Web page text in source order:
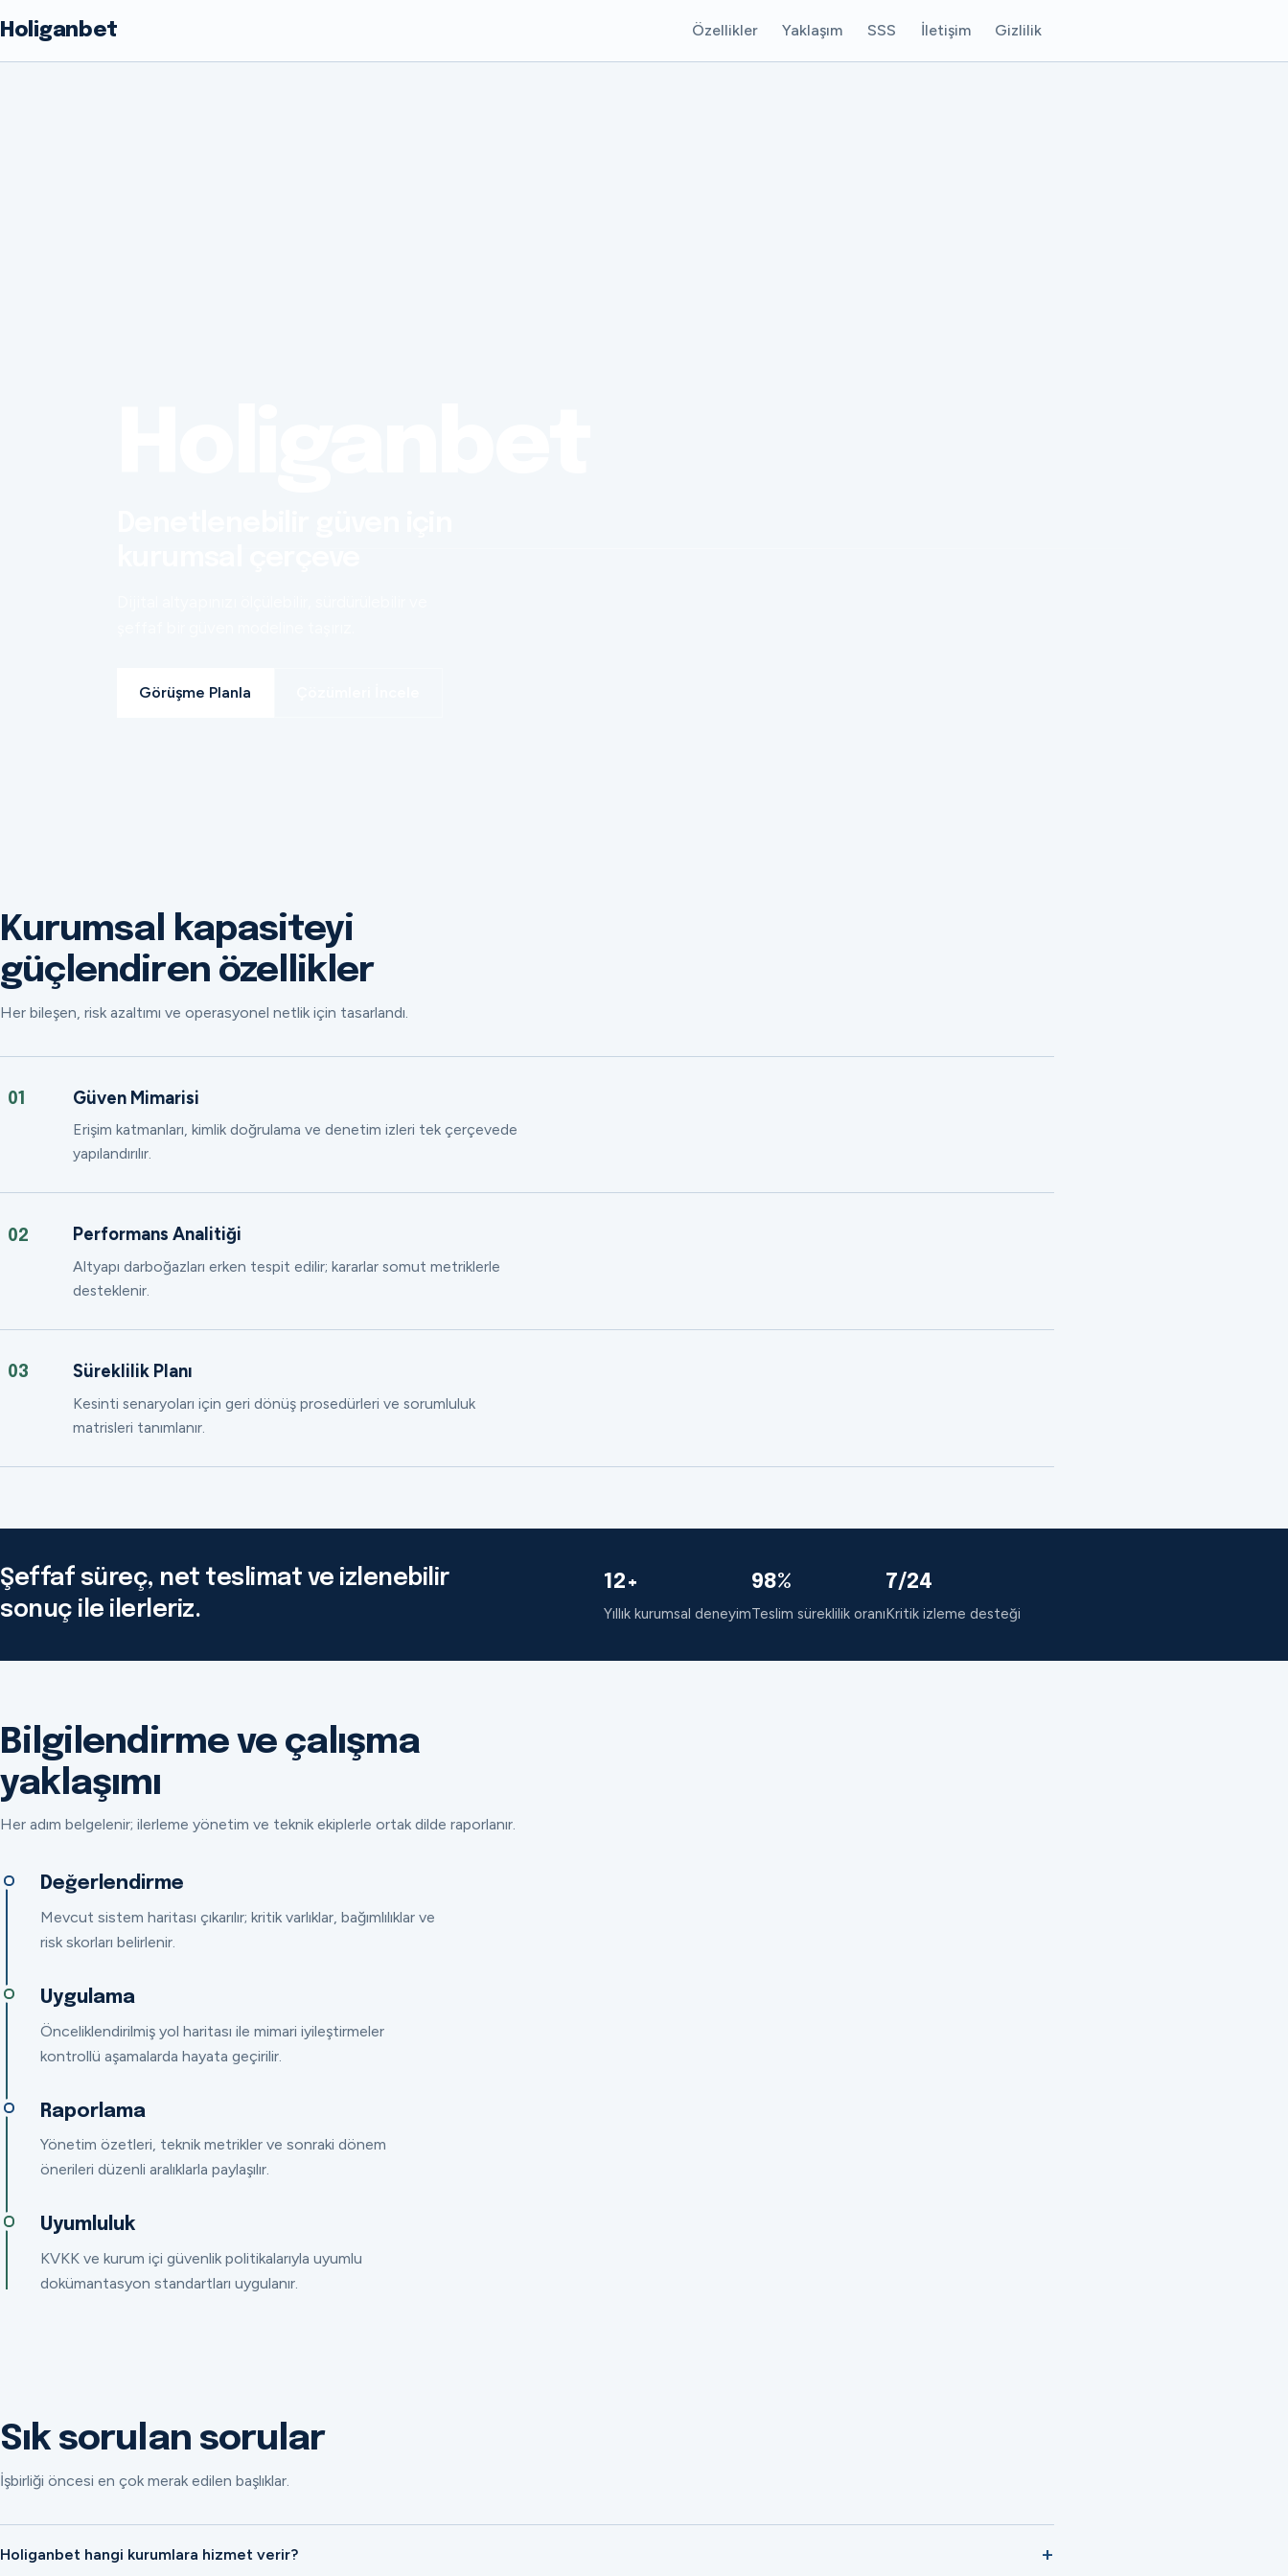
Holiganbet Özellikler Yaklaşım SSS İletişim Gizlilik
Görüşme Planla
Kurumsal kapasiteyi
güçlendiren özellikler
Her bileşen, risk azaltımı ve operasyonel netlik için tasarlandı.
01 Güven Mimarisi
Erişim katmanları, kimlik doğrulama ve denetim izleri tek çerçevede
yapılandırılır.
02 Performans Analitiği
Altyapı darboğazları erken tespit edilir; kararlar somut metriklerle
desteklenir.
03 Süreklilik Planı
Kesinti senaryoları için geri dönüş prosedürleri ve sorumluluk
matrisleri tanımlanır.
Şeffaf süreç, net teslimat ve izlenebilir
sonuç ile ilerleriz.
12+
Yıllık kurumsal deneyim
98%
Teslim süreklilik oranı
7/24
Kritik izleme desteği
Bilgilendirme ve çalışma
yaklaşımı
Her adım belgelenir; ilerleme yönetim ve teknik ekiplerle ortak dilde raporlanır.
Değerlendirme
Mevcut sistem haritası çıkarılır; kritik varlıklar, bağımlılıklar ve
risk skorları belirlenir.
Uygulama
Önceliklendirilmiş yol haritası ile mimari iyileştirmeler
kontrollü aşamalarda hayata geçirilir.
Raporlama
Yönetim özetleri, teknik metrikler ve sonraki dönem
önerileri düzenli aralıklarla paylaşılır.
Uyumluluk
KVKK ve kurum içi güvenlik politikalarıyla uyumlu
dokümantasyon standartları uygulanır.
Sık sorulan sorular
İşbirliği öncesi en çok merak edilen başlıklar.
Holiganbet hangi kurumlara hizmet verir?